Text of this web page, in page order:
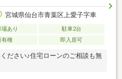
宮城県仙台市青葉区上愛子字車
場あり
駐車2台
有権 即入居可
ださい♪住宅ローンのご相談も無